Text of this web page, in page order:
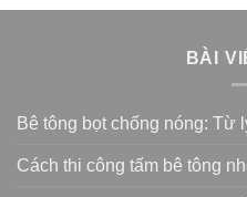
BÀI
Bê tông bọt chống nóng: Từ
Cách thi công tấm bê tông